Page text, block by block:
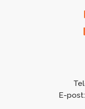
E-post: